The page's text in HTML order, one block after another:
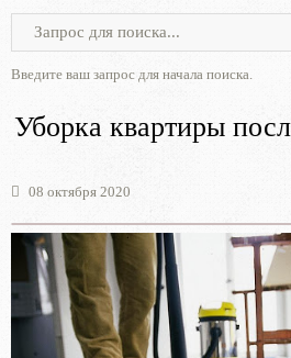
Введите ваш запрос для начала поиска.
Уборка квартиры
08 октября 2020